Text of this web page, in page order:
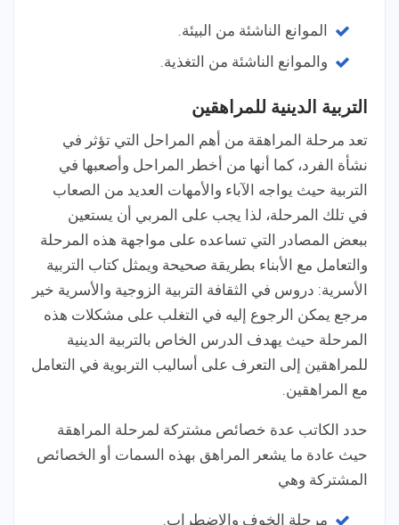
الموانع الناشئة من البيئة.
والموانع الناشئة من التغذية.
التربية الدينية للمراهقين
تعد مرحلة المراهقة من أهم المراحل التي تؤثر في
نشأة الفرد، كما أنها من أخطر المراحل وأصعبها في
التربية حيث يواجه الآباء والأمهات العديد من الصعاب
في تلك المرحلة، لذا يجب على المربي أن يستعين
ببعض المصادر التي تساعده على مواجهة هذه المرحلة
والتعامل مع الأبناء بطريقة صحيحة ويمثل كتاب التربية
الأسرية: دروس في الثقافة التربية الزوجية والأسرية خير
مرجع يمكن الرجوع إليه في التغلب على مشكلات هذه
المرحلة حيث يهدف الدرس الخاص بالتربية الدينية
للمراهقين إلى التعرف على أساليب التربوية في التعامل
مع المراهقين.
حدد الكاتب عدة خصائص مشتركة لمرحلة المراهقة
حيث عادة ما يشعر المراهق بهذه السمات أو الخصائص
المشتركة وهي
مرحلة الخوف والاضطراب.